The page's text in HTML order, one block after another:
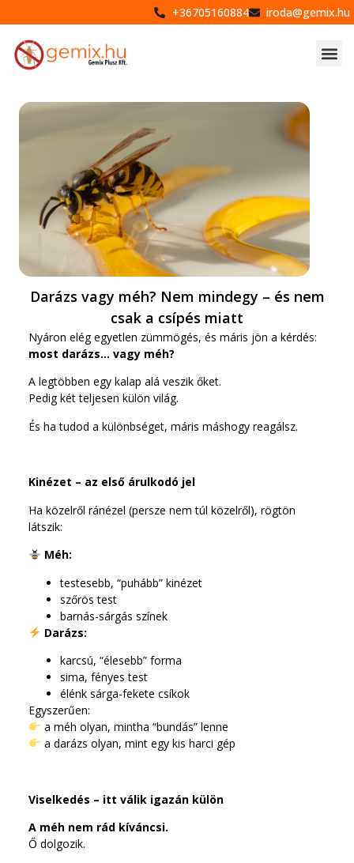
+36705160884 iroda@gemix.hu
Darázs vagy méh? Nem mindegy – és nem
csak a csípés miatt
Nyáron elég egyetlen zümmögés, és máris jön a kérdés:
most darázs… vagy méh?
A legtöbben egy kalap alá veszik őket.
Pedig két teljesen külön világ.
És ha tudod a különbséget, máris máshogy reagálsz.
Kinézet – az első árulkodó jel
Ha közelről ránézel (persze nem túl közelről), rögtön
látszik:
Méh:
testesebb, “puhább” kinézet
szőrös test
barnás-sárgás színek
Darázs:
karcsú, “élesebb” forma
sima, fényes test
élénk sárga-fekete csíkok
Egyszerűen:
a méh olyan, mintha “bundás” lenne
a darázs olyan, mint egy kis harci gép
Viselkedés – itt válik igazán külön
A méh nem rád kíváncsi.
Ő dolgozik.